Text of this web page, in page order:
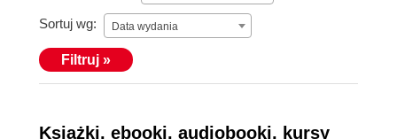
Sortuj wg: Data wydania
Filtruj »
Książki, ebooki, audiobooki, kursy